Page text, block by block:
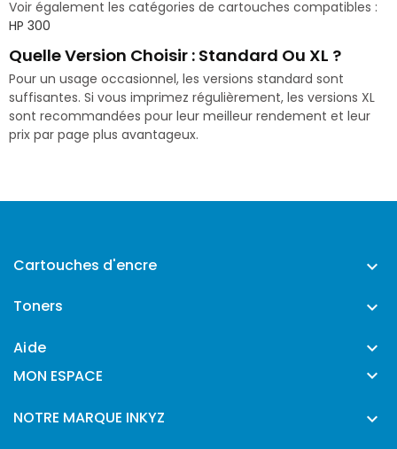
Voir également les catégories de cartouches compatibles :
HP 300
Quelle Version Choisir : Standard Ou XL ?
Pour un usage occasionnel, les versions standard sont
suffisantes. Si vous imprimez régulièrement, les versions XL
sont recommandées pour leur meilleur rendement et leur
prix par page plus avantageux.
Cartouches d'encre 
Toners 
Aide 
MON ESPACE 
NOTRE MARQUE INKYZ 